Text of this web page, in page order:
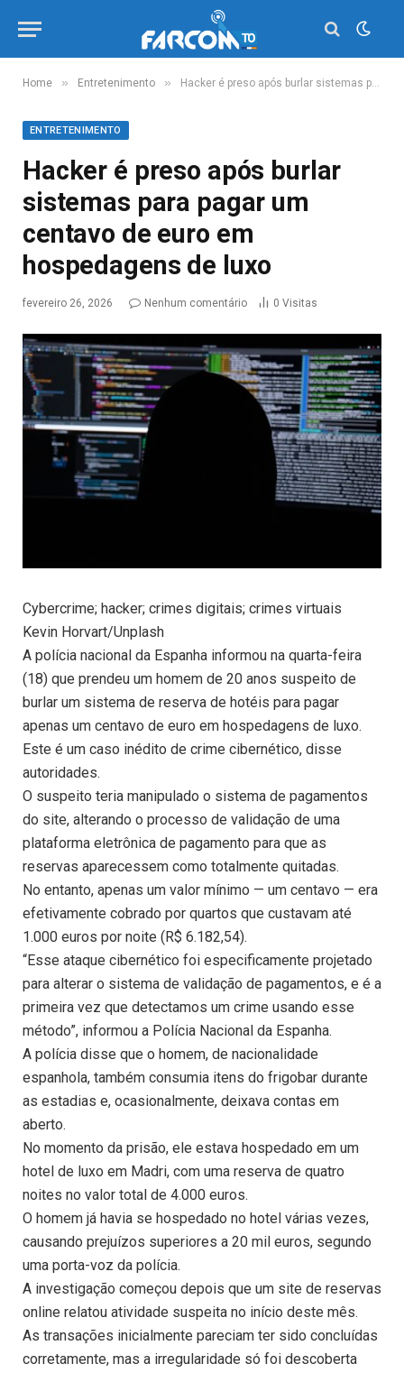
Home » Entretenimento » Hacker é preso após burlar sistemas para pagar um centavo de euro em hospedagens de luxo
ENTRETENIMENTO
Hacker é preso após burlar
sistemas para pagar um
centavo de euro em
hospedagens de luxo
fevereiro 26, 2026 Nenhum comentário 0 Visitas
Cybercrime; hacker; crimes digitais; crimes virtuais
Kevin Horvart/Unplash
A polícia nacional da Espanha informou na quarta-feira
(18) que prendeu um homem de 20 anos suspeito de
burlar um sistema de reserva de hotéis para pagar
apenas um centavo de euro em hospedagens de luxo.
Este é um caso inédito de crime cibernético, disse
autoridades.
O suspeito teria manipulado o sistema de pagamentos
do site, alterando o processo de validação de uma
plataforma eletrônica de pagamento para que as
reservas aparecessem como totalmente quitadas.
No entanto, apenas um valor mínimo — um centavo — era
efetivamente cobrado por quartos que custavam até
1.000 euros por noite (R$ 6.182,54).
“Esse ataque cibernético foi especificamente projetado
para alterar o sistema de validação de pagamentos, e é a
primeira vez que detectamos um crime usando esse
método”, informou a Polícia Nacional da Espanha.
A polícia disse que o homem, de nacionalidade
espanhola, também consumia itens do frigobar durante
as estadias e, ocasionalmente, deixava contas em
aberto.
No momento da prisão, ele estava hospedado em um
hotel de luxo em Madri, com uma reserva de quatro
noites no valor total de 4.000 euros.
O homem já havia se hospedado no hotel várias vezes,
causando prejuízos superiores a 20 mil euros, segundo
uma porta-voz da polícia.
A investigação começou depois que um site de reservas
online relatou atividade suspeita no início deste mês.
As transações inicialmente pareciam ter sido concluídas
corretamente, mas a irregularidade só foi descoberta